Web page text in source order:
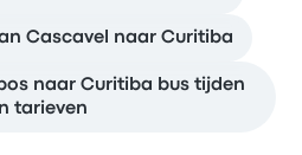
Cascavel naar Curitiba
naar Curitiba bus tijden
tarieven